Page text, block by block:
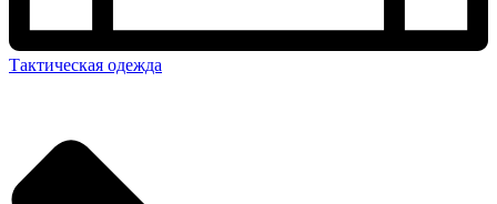
Тактическая одежда